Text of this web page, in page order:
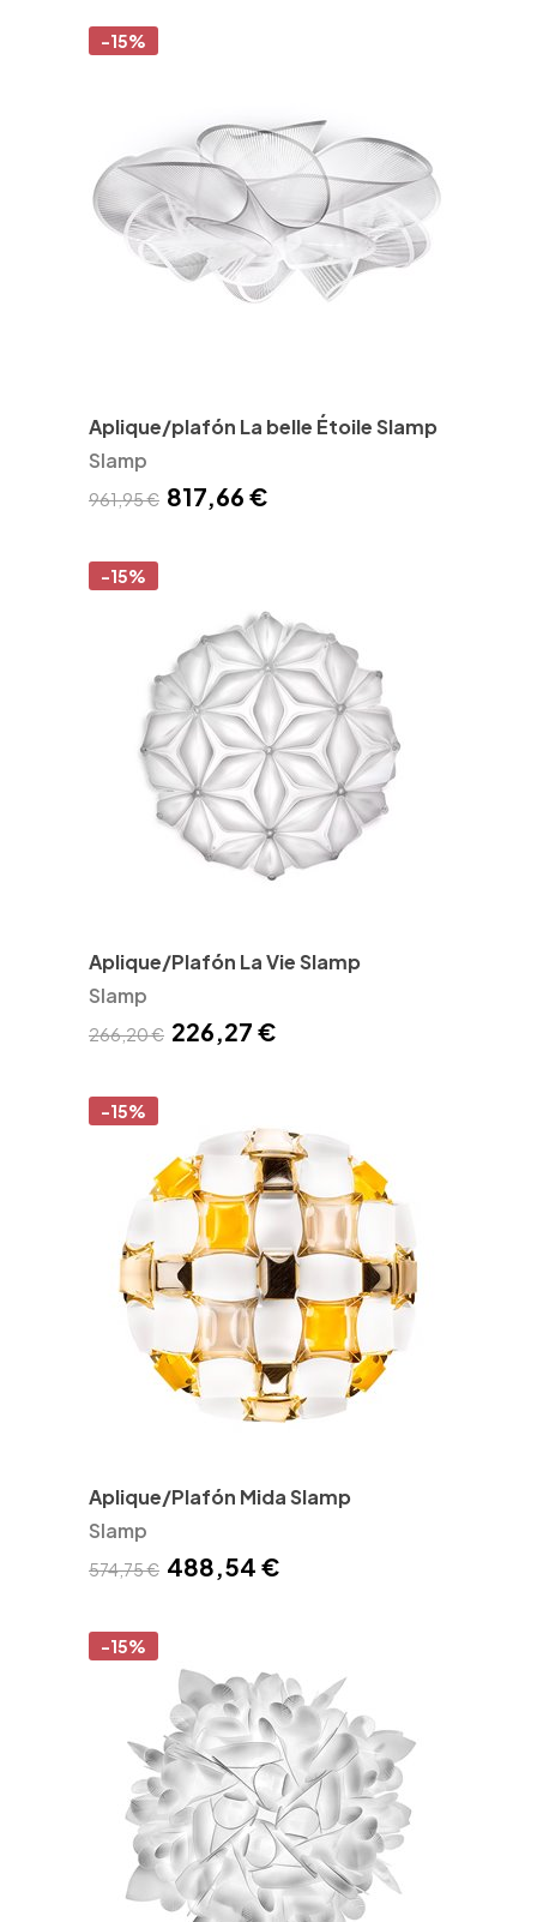
-15%
Aplique/plafón La belle Étoile Slamp
Slamp
961,95 € 817,66 €
-15%
Aplique/Plafón La Vie Slamp
Slamp
266,20 € 226,27 €
-15%
Aplique/Plafón Mida Slamp
Slamp
574,75 € 488,54 €
-15%